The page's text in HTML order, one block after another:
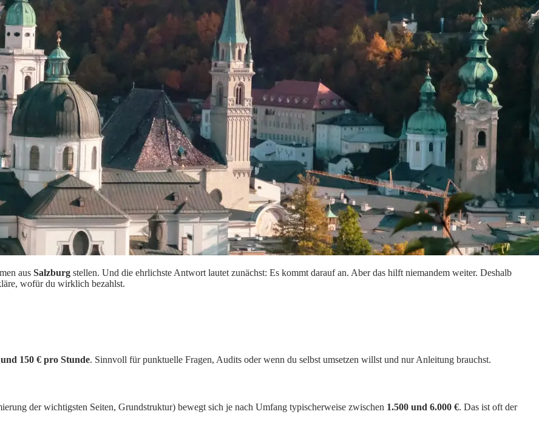
aus Salzburg stellen. Und die ehrlichste Antwort lautet zunächst: Es kommt darauf an. Aber das hilft niemandem weiter. Deshalb
wofür du wirklich bezahlst.
150 € pro Stunde. Sinnvoll für punktuelle Fragen, Audits oder wenn du selbst umsetzen willst und nur Anleitung brauchst.
der wichtigsten Seiten, Grundstruktur) bewegt sich je nach Umfang typischerweise zwischen 1.500 und 6.000 €. Das ist oft der